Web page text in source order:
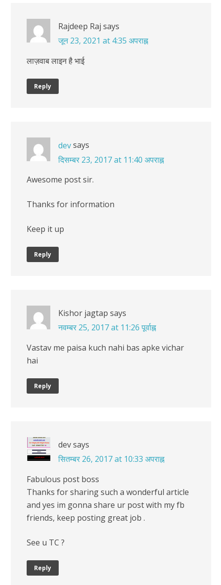
Rajdeep Raj says
जून 23, 2021 at 4:35 अपराह्न
लाज़वाब लाइन है भाई
Reply
devsays
दिसम्बर 23, 2017 at 11:40 अपराह्न
Awesome post sir.
Thanks for information
Keep it up
Reply
Kishor jagtap says
नवम्बर 25, 2017 at 11:26 पूर्वाह्न
Vastav me paisa kuch nahi bas apke vichar
hai
Reply
devsays
सितम्बर 26, 2017 at 10:33 अपराह्न
Fabulous post boss
Thanks for sharing such a wonderful article
and yes im gonna share ur post with my fb
friends, keep posting great job .
See u TC ?
Reply